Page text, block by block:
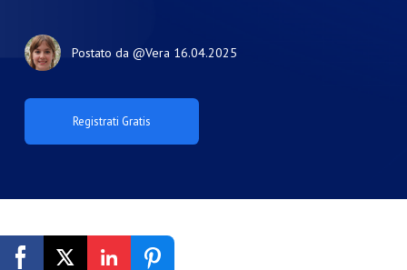
Postato da @Vera 16.04.2025